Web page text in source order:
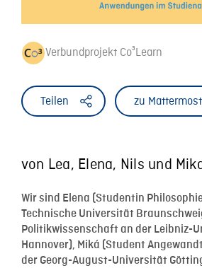
Verbundprojekt Co³Learn
Teilen zu Mattermost
von Lea, Elena, Nils und
Wir sind Elena (Studentin
Technische Universität
Politikwissenschaft an der Leibniz-
Hannover), Miká (Student
der Georg-August-Universität